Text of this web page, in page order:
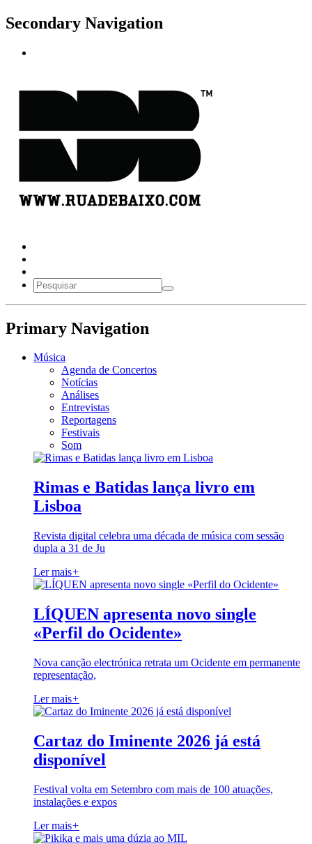
Secondary Navigation
Primary Navigation
Música
Agenda de Concertos
Notícias
Análises
Entrevistas
Reportagens
Festivais
Som
Rimas e Batidas lança livro em
Lisboa
Revista digital celebra uma década de música com sessão
dupla a 31 de Ju
Ler mais+
LÍQUEN apresenta novo single
«Perfil do Ocidente»
Nova canção electrónica retrata um Ocidente em permanente
representação,
Ler mais+
Cartaz do Iminente 2026 já está
disponível
Festival volta em Setembro com mais de 100 atuações,
instalações e expos
Ler mais+